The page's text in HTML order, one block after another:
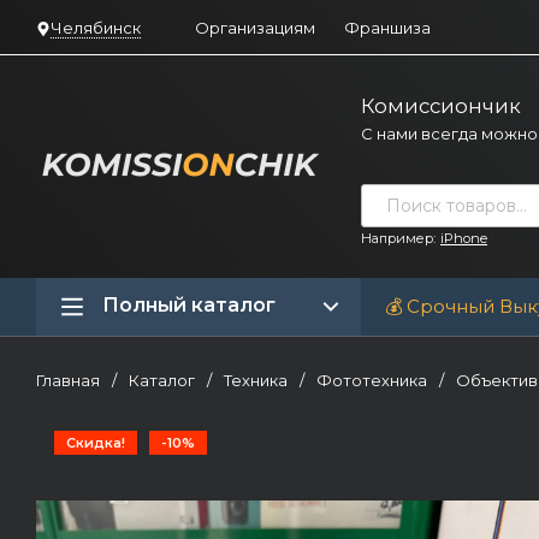
Челябинск Организациям Франшиза
Комиссиончик
С нами всегда
Например: iPhone
Полный каталог 💰 Срочный
Главная / Каталог / Техника / Фототехника /
Скидка! -10%